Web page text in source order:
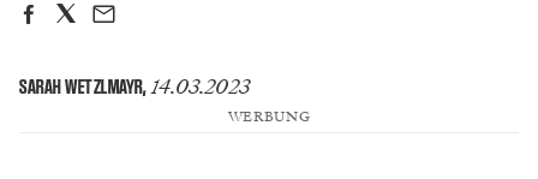
SARAH WETZLMAYR, 14.03.2023
WERBUNG